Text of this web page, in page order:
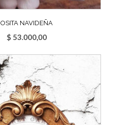
OSITA NAVIDEÑA
$ 53.000,00